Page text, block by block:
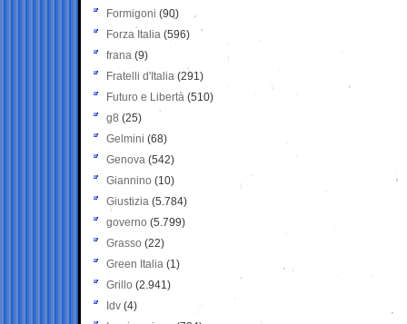
Formigoni (90)
Forza Italia (596)
frana (9)
Fratelli d'Italia (291)
Futuro e Libertà (510)
g8 (25)
Gelmini (68)
Genova (542)
Giannino (10)
Giustizia (5.784)
governo (5.799)
Grasso (22)
Green Italia (1)
Grillo (2.941)
Idv (4)